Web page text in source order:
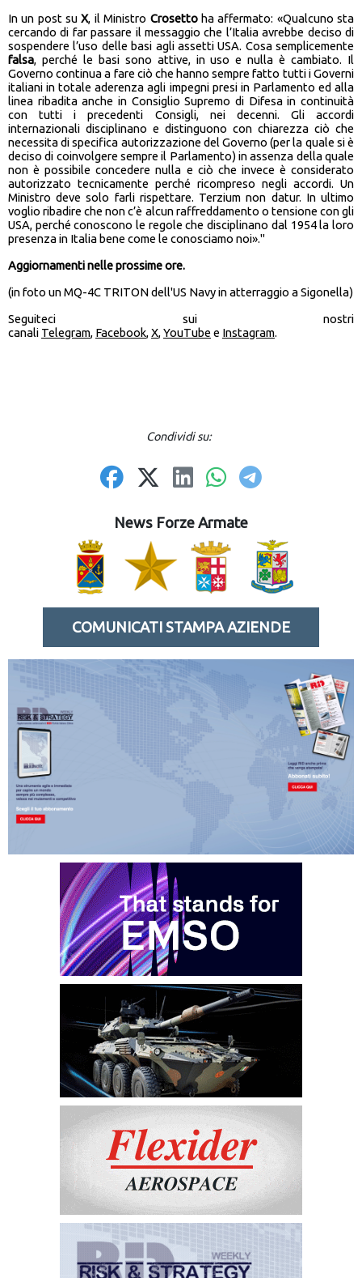
In un post su X, il Ministro Crosettoha affermato: «Qualcuno sta
cercando di far passare il messaggio che l’Italia avrebbe deciso di
sospendere l’uso delle basi agli assetti USA. Cosa semplicemente
falsa, perché le basi sono attive, in uso e nulla è cambiato. Il
Governo continua a fare ciò che hanno sempre fatto tutti i Governi
italiani in totale aderenza agli impegni presi in Parlamento ed alla
linea ribadita anche in Consiglio Supremo di Difesa in continuità
con tutti i precedenti Consigli, nei decenni. Gli accordi
internazionali disciplinano e distinguono con chiarezza ciò che
necessita di specifica autorizzazione del Governo (per la quale si è
deciso di coinvolgere sempre il Parlamento) in assenza della quale
non è possibile concedere nulla e ciò che invece è considerato
autorizzato tecnicamente perché ricompreso negli accordi. Un
Ministro deve solo farli rispettare. Terzium non datur. In ultimo
voglio ribadire che non c’è alcun raffreddamento o tensione con gli
USA, perché conoscono le regole che disciplinano dal 1954 la loro
presenza in Italia bene come le conosciamo noi»."
Aggiornamenti nelle prossime ore.
(in foto un MQ-4C TRITON dell'US Navy in atterraggio a Sigonella)
Seguiteci sui nostri
canali Telegram, Facebook,X,YouTube e Instagram.
Condividi su:
News Forze Armate
COMUNICATI STAMPA AZIENDE